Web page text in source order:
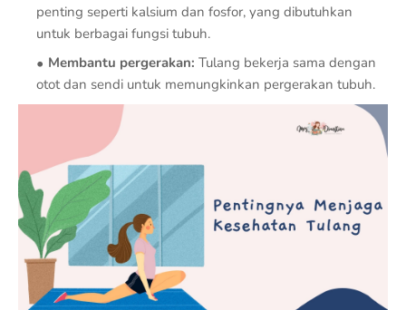
penting seperti kalsium dan fosfor, yang dibutuhkan
untuk berbagai fungsi tubuh.
Membantu pergerakan: Tulang bekerja sama dengan
otot dan sendi untuk memungkinkan pergerakan tubuh.